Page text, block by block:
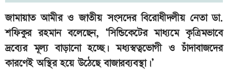
জামায়াত আমীর ও জাতীয় সংসদের বিরোধীদলীয় নেতা ডা.
শফিকুর রহমান বলেছেন, ‘সিন্ডিকেটের মাধ্যমে কৃত্রিমভাবে
দ্রব্যের মূল্য বাড়ানো হচ্ছে। মধ্যস্বত্বভোগী ও চাঁদাবাজদের
কারণেই অস্থির হয়ে উঠেছে বাজারব্যবস্থা।’